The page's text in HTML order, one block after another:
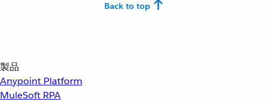
Back to top
製品
Anypoint Platform
MuleSoft RPA